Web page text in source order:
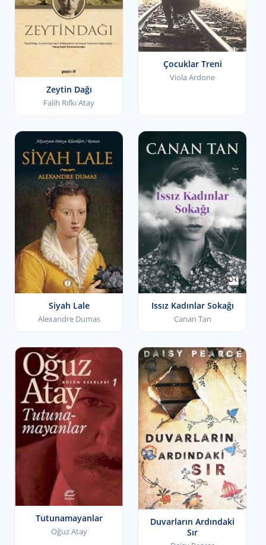
Zeytin Dağı
Falih Rıfkı Atay
Çocuklar Treni
Viola Ardone
Siyah Lale
Alexandre Dumas
Issız Kadınlar Sokağı
Canan Tan
Tutunamayanlar
Oğuz Atay
Duvarların Ardındaki
Sır